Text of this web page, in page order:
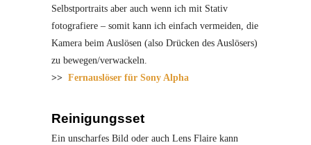
Selbstportraits aber auch wenn ich mit Stativ
fotografiere – somit kann ich einfach vermeiden, die
Kamera beim Auslösen (also Drücken des Auslösers)
zu bewegen/verwackeln.
>> Fernauslöser für Sony Alpha
Reinigungsset
Ein unscharfes Bild oder auch Lens Flaire kann